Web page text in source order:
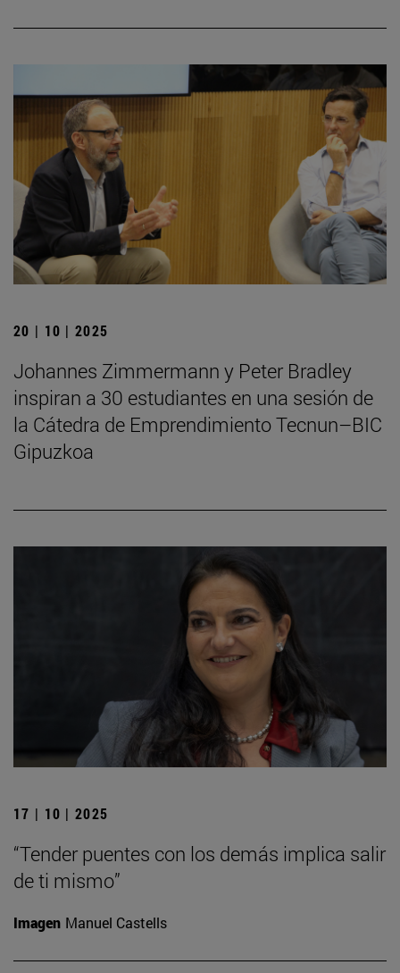
20 | 10 | 2025
Johannes Zimmermann y Peter Bradley
inspiran a 30 estudiantes en una sesión de
la Cátedra de Emprendimiento Tecnun–BIC
Gipuzkoa
17 | 10 | 2025
“Tender puentes con los demás implica salir
de ti mismo”
Imagen Manuel Castells